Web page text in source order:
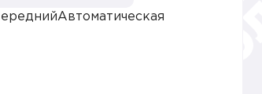
Автоматическая